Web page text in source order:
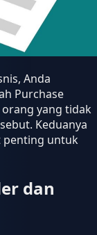
Anda
Purchase
orang yang tidak
Keduanya
penting untuk
dan